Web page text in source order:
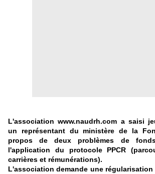
L'association www.naudrh.com a saisi
un représentant du ministère de la
propos de deux problèmes de
l'application du protocole PPCR
carrières et rémunérations).
L'association demande une régularisation